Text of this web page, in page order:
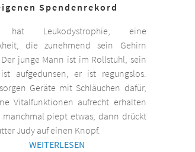
Spendenrekord
hat Leukodystrophie, eine
die zunehmend sein Gehirn
junge Mann ist im Rollstuhl, sein
aufgedunsen, er ist regungslos.
Geräte mit Schläuchen dafür,
Vitalfunktionen aufrecht erhalten
piept etwas, dann drückt
Judy auf einen Knopf.
WEITERLESEN